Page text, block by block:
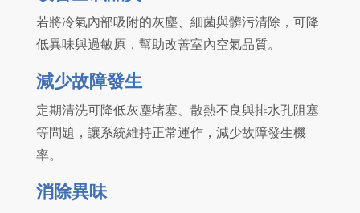
若將冷氣內部吸附的灰塵、細菌與髒污清除，可降
低異味與過敏原，幫助改善室內空氣品質。
減少故障發生
定期清洗可降低灰塵堵塞、散熱不良與排水孔阻塞
等問題，讓系統維持正常運作，減少故障發生機
率。
消除異味